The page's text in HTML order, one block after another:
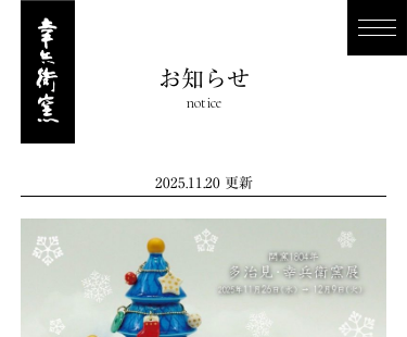
お知らせ
notice
2025.11.20 更新